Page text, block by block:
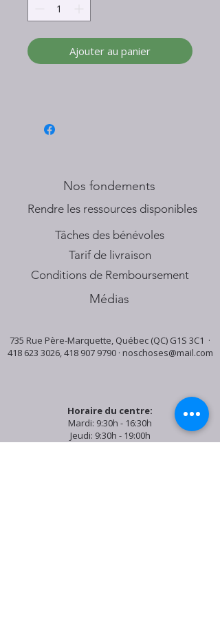
Ajouter au panier
Nos fondements
​Rendre les ressources disponibles
Tâches des bénévoles
Tarif de livraison
Conditions de Remboursement
Médias
735 Rue Père-Marquette, Québec (QC) G1S 3C1 ·
418 623 3026,418 907 9790· noschoses@mail.com
Horaire du centre:
Mardi: 9:30h - 16:30h
Jeudi: 9:30h - 19:00h